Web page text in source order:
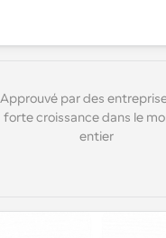
Approuvé par des
forte croissance dans le
entier